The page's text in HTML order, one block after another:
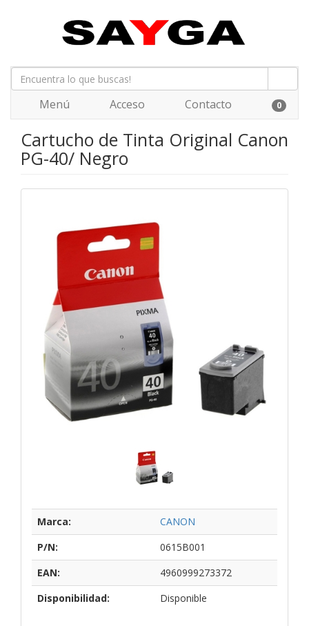
Menú Acceso Contacto 0
Cartucho de Tinta Original Canon
PG-40/ Negro
Marca:
CANON
P/N:
0615B001
EAN:
4960999273372
Disponibilidad:
Disponible